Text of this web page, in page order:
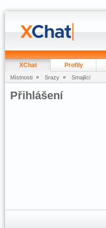
XChat Profily
Místnosti Srazy Smajlíci
Přihlášení